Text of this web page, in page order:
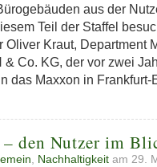
aus der
Teil der Staffel
Oliver Kraut, Department
& Co. KG, der vor zwei
das Maxxon in
den Nutzer im
Nachhaltigkeit am 29.